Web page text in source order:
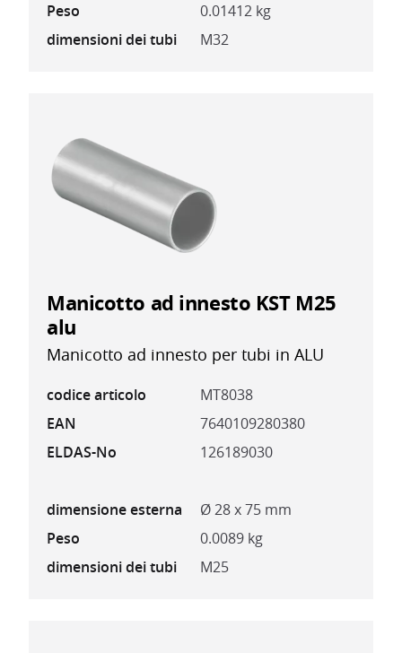
Peso
0.01412 kg
dimensioni dei tubi
M32
Manicotto ad innesto KST M25
alu
Manicotto ad innesto per tubi in ALU
codice articolo
MT8038
EAN
7640109280380
ELDAS-No
126189030
dimensione esterna
Ø 28 x 75 mm
Peso
0.0089 kg
dimensioni dei tubi
M25